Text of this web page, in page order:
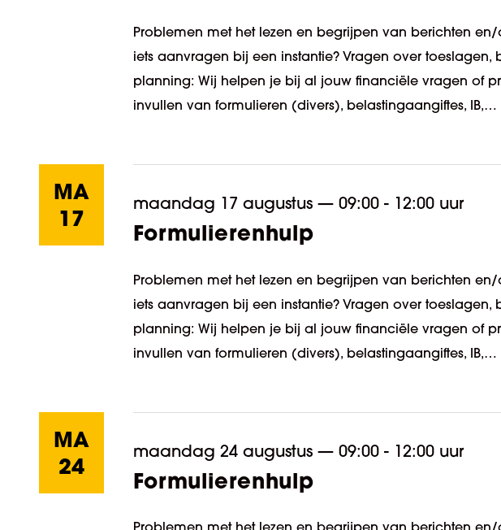
Problemen met het lezen en begrijpen van berichten
iets aanvragen bij een instantie? Vragen over
planning: Wij helpen je bij al jouw financiële vragen of
invullen van formulieren (divers), belastingaangiftes, IB,…
MA
17
maandag 17 augustus — 09:00 - 12:00 uur
Formulierenhulp
Problemen met het lezen en begrijpen van berichten
iets aanvragen bij een instantie? Vragen over
planning: Wij helpen je bij al jouw financiële vragen of
invullen van formulieren (divers), belastingaangiftes, IB,…
MA
24
maandag 24 augustus — 09:00 - 12:00 uur
Formulierenhulp